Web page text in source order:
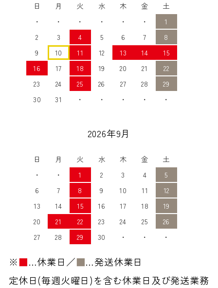
日 月 火 水 木 金
土
・
・ ・ ・ ・ ・
1
2
3 4 5 6 7
8
9
10 11 12 13 14
15
16
17 18 19 20 21
22
23
24 25 26 27 28
29
30
31 ・ ・ ・ ・ ・
2026年9月
日 月 火 水 木 金
土
・
・ 1 2 3 4
5
6
7 8 9 10 11
12
13
14 15 16 17 18
19
20
21 22 23 24 25
26
27
28 29 30 ・ ・ ・
※■…休業日／■…発送休業日
定休日(毎週火曜日)を含む休業日及び発送業務